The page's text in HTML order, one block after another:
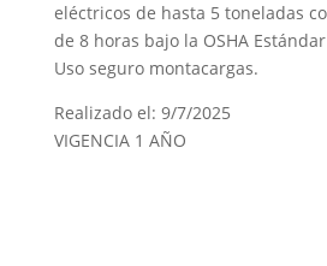
eléctricos de hasta 5 toneladas
de 8 horas bajo la OSHA Estándar
Uso seguro montacargas.
Realizado el: 9/7/2025
VIGENCIA 1 AÑO